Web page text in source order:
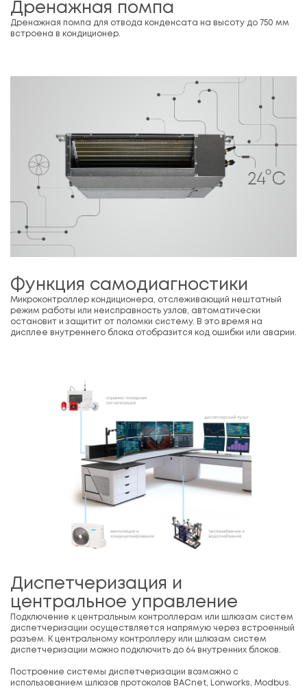
Дренажная помпа
Дренажная помпа для отвода конденсата на высоту до 750 мм
встроена в кондиционер.
Функция самодиагностики
Микроконтроллер кондиционера, отслеживающий нештатный
режим работы или неисправность узлов, автоматически
остановит и защитит от поломки систему. В это время на
дисплее внутреннего блока отобразится код ошибки или аварии.
Диспетчеризация и
центральное управление
Подключение к центральным контроллерам или шлюзам систем
диспетчеризации осуществляется напрямую через встроенный
разъем. К центральному контроллеру или шлюзам систем
диспетчеризации можно подключить до 64 внутренних блоков.
Построение системы диспетчеризации возможно с
использованием шлюзов протоколов BACnet, Lonworks, Modbus.